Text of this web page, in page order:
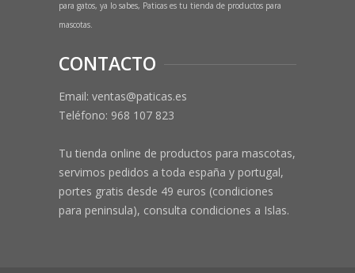
para gatos, ya lo sabes, Paticas es tu tienda de productos para
mascotas.
CONTACTO
Email: ventas@paticas.es
Teléfono: 968 107 823
Tu tienda online de productos para mascotas,
servimos pedidos a toda españa y portugal,
portes gratis desde 49 euros (condiciones
para peninsula), consulta condiciones a Islas.